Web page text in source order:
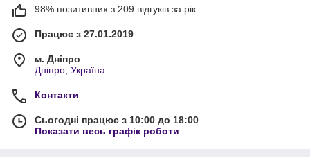
98% позитивних з 209 відгуків за рік
Працює з 27.01.2019
м. Дніпро
Дніпро, Україна
Контакти
Сьогодні працює з 10:00 до 18:00
Показати весь графік роботи